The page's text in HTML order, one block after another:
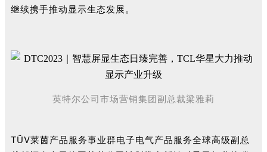
继续携手推动显示生态发展。
英特尔公司市场营销集团副总裁梁雅莉
TÜV莱茵产品服务事业群电子电气产品服务全球高级副总